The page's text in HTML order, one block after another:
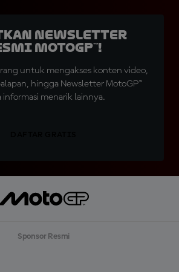
Newsletter
MotoGP™!
untuk mengakses konten video,
hingga Newsletter MotoGP™
informasi menarik lainnya.
Sponsor Resmi